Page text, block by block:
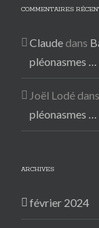
COMMENTAIRES
Claude dans
pléonasmes …
Joël Lodé dans
pléonasmes …
ARCHIVES
février 2024